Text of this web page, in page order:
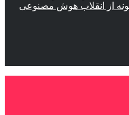
از انقلاب هوش مصنوعی